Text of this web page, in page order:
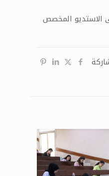
الفردي والجماعي إضافة إلى الاستديو المخصص